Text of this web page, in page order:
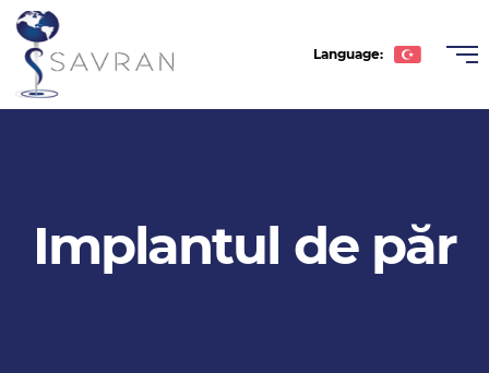
Language:
Română
Implantul de păr